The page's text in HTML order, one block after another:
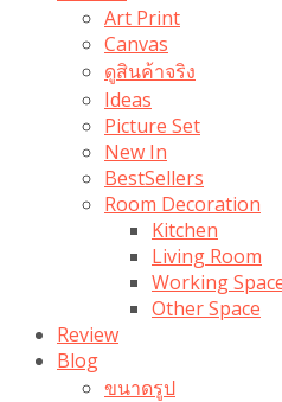
Art Print
Canvas
ดูสินค้าจริง
Ideas
Picture Set
New In
BestSellers
Room Decoration
Kitchen
Living Room
Working
Other Space
Review
Blog
ขนาดรูป